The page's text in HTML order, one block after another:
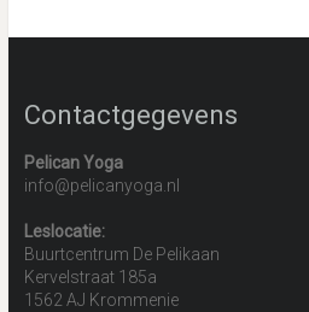
Contactgegevens
Pelican Yoga
info@pelicanyoga.nl
Leslocatie:
Buurtcentrum De Pelikaan
Kervelstraat 185a
1562 AJ Krommenie